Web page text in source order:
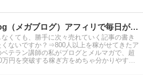
megablog（メガブログ）アフィリで毎日が給料日に！
くても、勝手に次々売れていく記事の書き
くないですか？⇒800人以上を稼がせてきたア
テラン講師の私がブログとメルマガで、超
万円を突破する稼ぎ方をめちゃ分かりやすく